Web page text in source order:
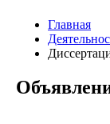
Главная